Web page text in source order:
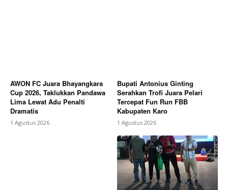
AWON FC Juara Bhayangkara
Cup 2026, Taklukkan Pandawa
Lima Lewat Adu Penalti
Dramatis
1 Agustus 2026
Bupati Antonius Ginting
Serahkan Trofi Juara Pelari
Tercepat Fun Run FBB
Kabupaten Karo
1 Agustus 2026